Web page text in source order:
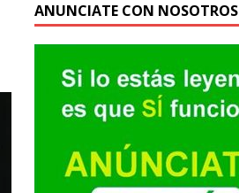
ANUNCIATE CON NOSOTROS